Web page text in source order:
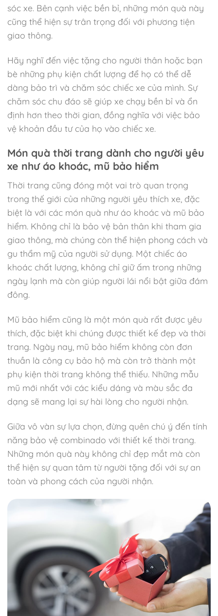
sóc xe. Bên cạnh việc bền bỉ, những món quà này
cũng thể hiện sự trân trọng đối với phương tiện
giao thông.
Hãy nghĩ đến việc tặng cho người thân hoặc bạn
bè những phụ kiện chất lượng để họ có thể dễ
dàng bảo trì và chăm sóc chiếc xe của mình. Sự
chăm sóc chu đáo sẽ giúp xe chạy bền bỉ và ổn
định hơn theo thời gian, đồng nghĩa với việc bảo
vệ khoản đầu tư của họ vào chiếc xe.
Món quà thời trang dành cho người yêu
xe như áo khoác, mũ bảo hiểm
Thời trang cũng đóng một vai trò quan trọng
trong thế giới của những người yêu thích xe, đặc
biệt là với các món quà như áo khoác và mũ bảo
hiểm. Không chỉ là bảo vệ bản thân khi tham gia
giao thông, mà chúng còn thể hiện phong cách và
gu thẩm mỹ của người sử dụng. Một chiếc áo
khoác chất lượng, không chỉ giữ ấm trong những
ngày lạnh mà còn giúp người lái nổi bật giữa đám
đông.
Mũ bảo hiểm cũng là một món quà rất được yêu
thích, đặc biệt khi chúng được thiết kế đẹp và thời
trang. Ngày nay, mũ bảo hiểm không còn đơn
thuần là công cụ bảo hộ mà còn trở thành một
phụ kiện thời trang không thể thiếu. Những mẫu
mũ mới nhất với các kiểu dáng và màu sắc đa
dạng sẽ mang lại sự hài lòng cho người nhận.
Giữa vô vàn sự lựa chọn, đừng quên chú ý đến tính
năng bảo vệ combinado với thiết kế thời trang.
Những món quà này không chỉ đẹp mắt mà còn
thể hiện sự quan tâm từ người tặng đối với sự an
toàn và phong cách của người nhận.